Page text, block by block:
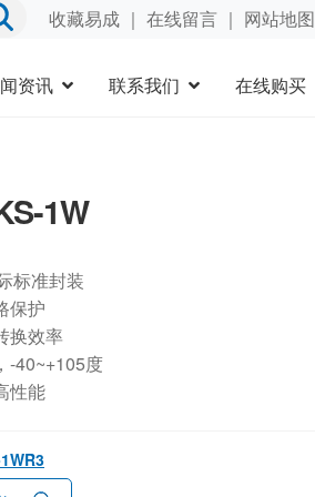
收藏易成｜ 在线留言｜ 网站地图
资讯 联系我们 在线购买
1W
标准封装
保护
换效率
-40~+105度
性能